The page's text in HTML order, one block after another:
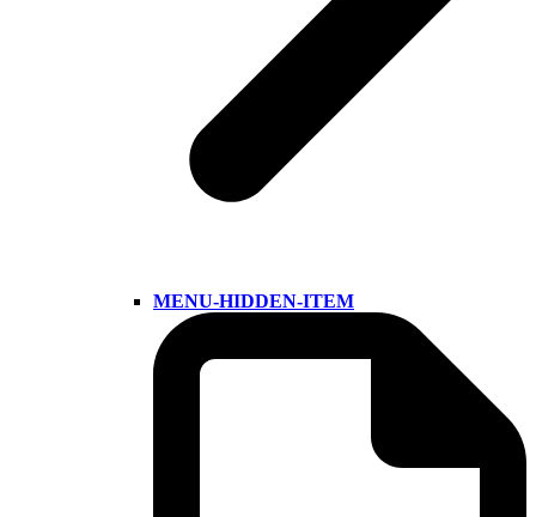
MENU-HIDDEN-ITEM